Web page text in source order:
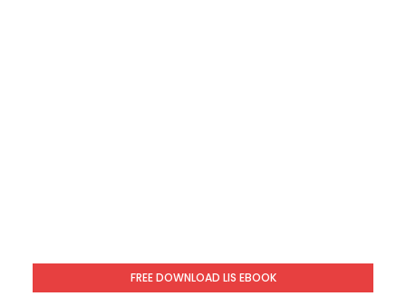
FREE DOWNLOAD LIS EBOOK